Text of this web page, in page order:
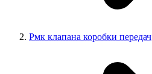
Рмк клапана коробки передач